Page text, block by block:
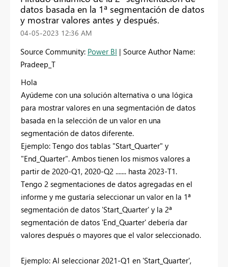
datos basada en la 1ª segmentación de datos
y mostrar valores antes y después.
‎04-05-2023 12:36 AM
Source Community: Power BI | Source Author Name:
Pradeep_T
Hola
Ayúdeme con una solución alternativa o una lógica
para mostrar valores en una segmentación de datos
basada en la selección de un valor en una
segmentación de datos diferente.
Ejemplo: Tengo dos tablas "Start_Quarter" y
"End_Quarter". Ambos tienen los mismos valores a
partir de 2020-Q1, 2020-Q2 ....... hasta 2023-T1.
Tengo 2 segmentaciones de datos agregadas en el
informe y me gustaría seleccionar un valor en la 1ª
segmentación de datos 'Start_Quarter' y la 2ª
segmentación de datos 'End_Quarter' debería dar
valores después o mayores que el valor seleccionado.
Ejemplo: Al seleccionar 2021-Q1 en 'Start_Quarter',